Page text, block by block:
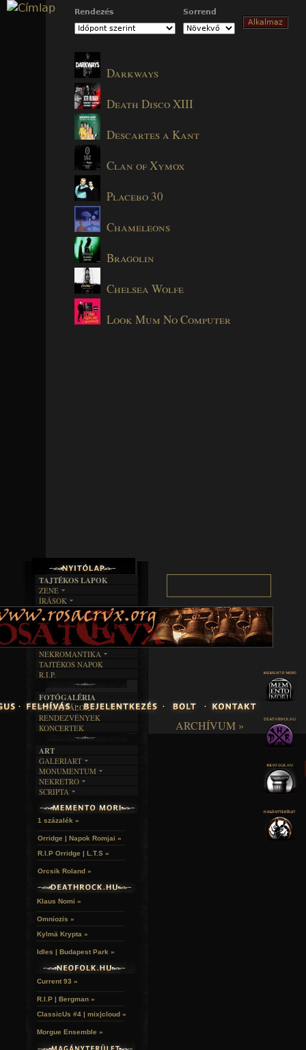
Jump to navigation
Rendezés Sorrend
Darkways
Death Disco XIII
Descartes a Kant
Clan of Xymox
Placebo 30
Chameleons
Bragolin
Chelsea Wolfe
Look Mum No Computer
ARCHÍVUM »
TAJTÉKOS LAPOK
ZENE
EGYÜTTESEK
INTERJÚK
FORDÍTÁSOK
DALSZÖVEGEK
ÍRÁSOK
IRODALOM
FILM
MŰVÉSZET
ÍRÁSTÖRTÉNET
BOSZORKÁNYKONYHA
FEKETE HUMOR
KÉPES
SZÖVEGES
RENDEZVÉNYEK
NEKROMANTIKA
AKTUÁLIS
A MÚLT
TAJTÉKOS NAPOK
R.I.P.
FOTÓGALÉRIA
FESZTIVÁLOK
RENDEZVÉNYEK
KONCERTEK
ART
GALERIART
ARTGALERI
KÉPREGÉNYEK
LAKÁSKULTS
MONUMENTUM
TEMETŐK
TEMPLOMOK
VÁRAK
HELYEK
NEKRETRO
SZUBKULT
FEKETE LYUK
RELIKVIÁK
SCRIPTA
NOVELLÁK
VERSEK
1 százalék »
Orridge | Napok Romjai »
R.I.P Orridge | L.T.S »
Orcsik Roland »
Klaus Nomi »
Omniozis »
Kylmä Krypta »
Idles | Budapest Park »
Current 93 »
R.I.P | Bergman »
ClassicUs #4 | mix|cloud »
Morgue Ensemble »